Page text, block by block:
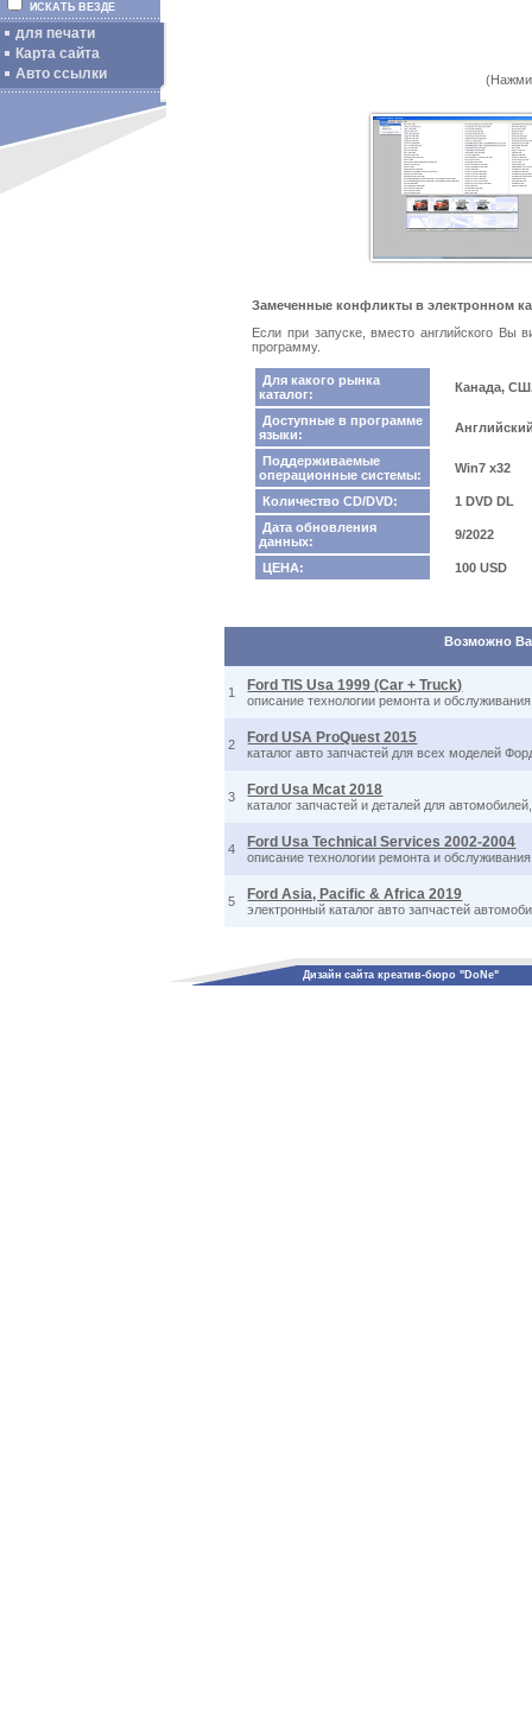
ИСКАТЬ ВЕЗДЕ
для печати
Карта сайта
Авто ссылки
Замеченные конфликты в электронном
Если при запуске, вместо английского Вы
программу.
Для какого рынка
каталог:
Канада,
Доступные в программе
языки:
Поддерживаемые
операционные системы:
Win7 x32
Количество CD/DVD:
1 DVD DL
Дата обновления
данных:
9/2022
ЦЕНА: 100 USD
Возможно
1 Ford TIS Usa 1999 (Car + Truck)
описание технологии ремонта и
2 Ford USA ProQuest 2015
каталог авто запчастей для всех моделей
3 Ford Usa Mcat 2018
каталог запчастей и деталей для
4 Ford Usa Technical Services 2002-2004
описание технологии ремонта и
5 Ford Asia, Pacific & Africa 2019
электронный каталог авто запчастей
Дизайн сайта креатив-бюро "DoNe"